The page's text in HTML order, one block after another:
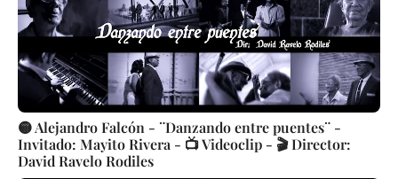
🟡 Alejandro Falcón - ¨Danzando entre puentes¨ -
Invitado: Mayito Rivera - 📺 Videoclip - 🎬 Director:
David Ravelo Rodiles